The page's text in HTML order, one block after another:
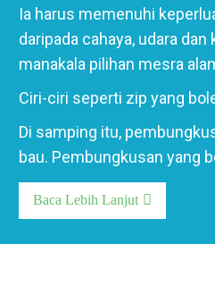
Ia harus memenuhi
daripada cahaya, udara
manakala pilihan mesra
Ciri-ciri seperti zip yang
Di samping itu,
bau. Pembungkusan yang
Baca Lebih Lanjut